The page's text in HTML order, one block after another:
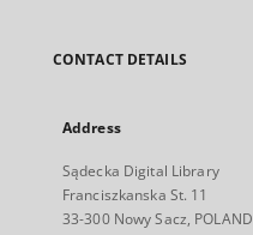
CONTACT DETAILS
Address
Sądecka Digital Library
Franciszkanska St. 11
33-300 Nowy Sacz, POLAND